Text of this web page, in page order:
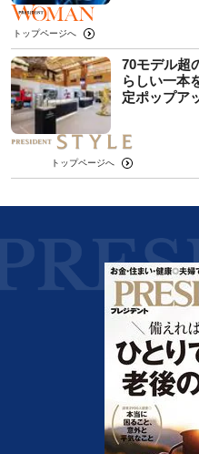
トップページへ
70モデル超
らしい一本
定ポップア
トップページへ